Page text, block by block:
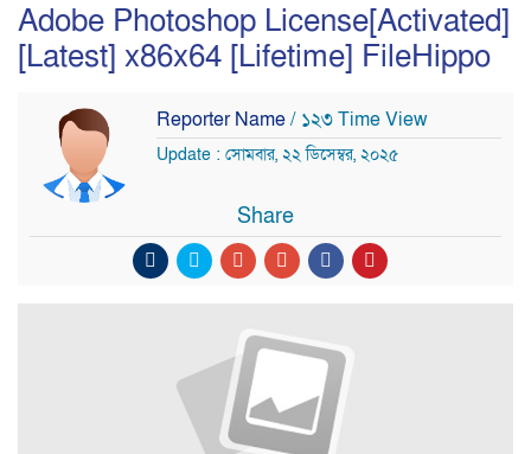
Adobe Photoshop License[Activated]
[Latest] x86x64 [Lifetime] FileHippo
Reporter Name/ ১২৩ Time View
Update : সোমবার, ২২ ডিসেম্বর, ২০২৫
Share